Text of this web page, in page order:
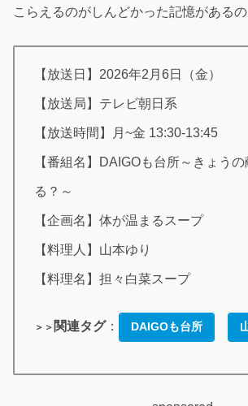
こらえるのがしんどかった記憶があるの
【放送日】2026年2月6日（金）
【放送局】テレビ朝日系
【放送時間】月~金 13:30-13:45
【番組名】DAIGOも台所～きょう
る？～
【企画名】体が温まるスープ
【料理人】山本ゆり
【料理名】担々白菜スープ
＞＞ 関連タグ： DAIGOも台所